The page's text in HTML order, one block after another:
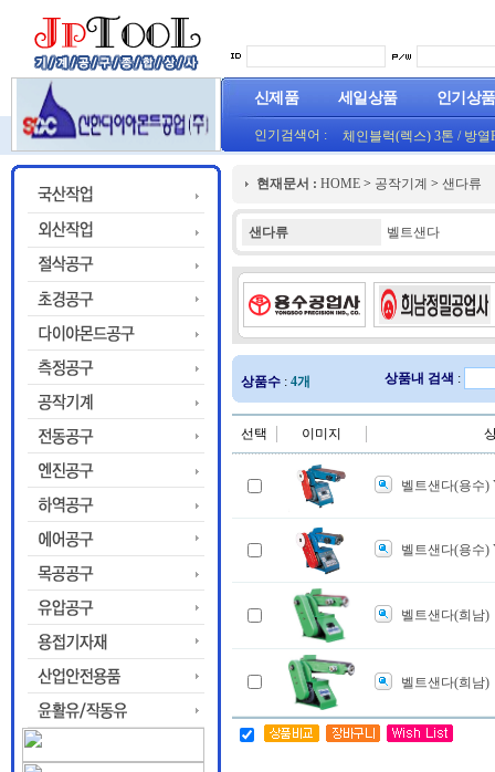
신제품 세일상품 인기상품
인기검색어 : 체인블럭(렉스) 3톤 / 방열
(오렌지) (1롤50M)
프로라인 줄자(코메론)자
현재문서 : HOME > 공작기계 > 샌다류
샌다류 벨트샌다
상품수 : 4개 상품내 검색 :
선택 이미지
벨트샌다(용수)
벨트샌다(용수)
벨트샌다(희남)
벨트샌다(희남)